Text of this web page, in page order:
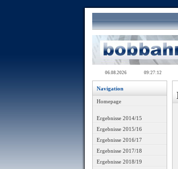
Navigation
Homepage
Ergebnisse 2014/15
Ergebnisse 2015/16
Ergebnisse 2016/17
Ergebnisse 2017/18
Ergebnisse 2018/19